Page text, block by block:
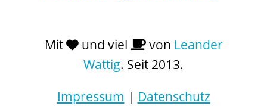
Mit und viel von Leander
Wattig. Seit 2013.
Impressum | Datenschutz